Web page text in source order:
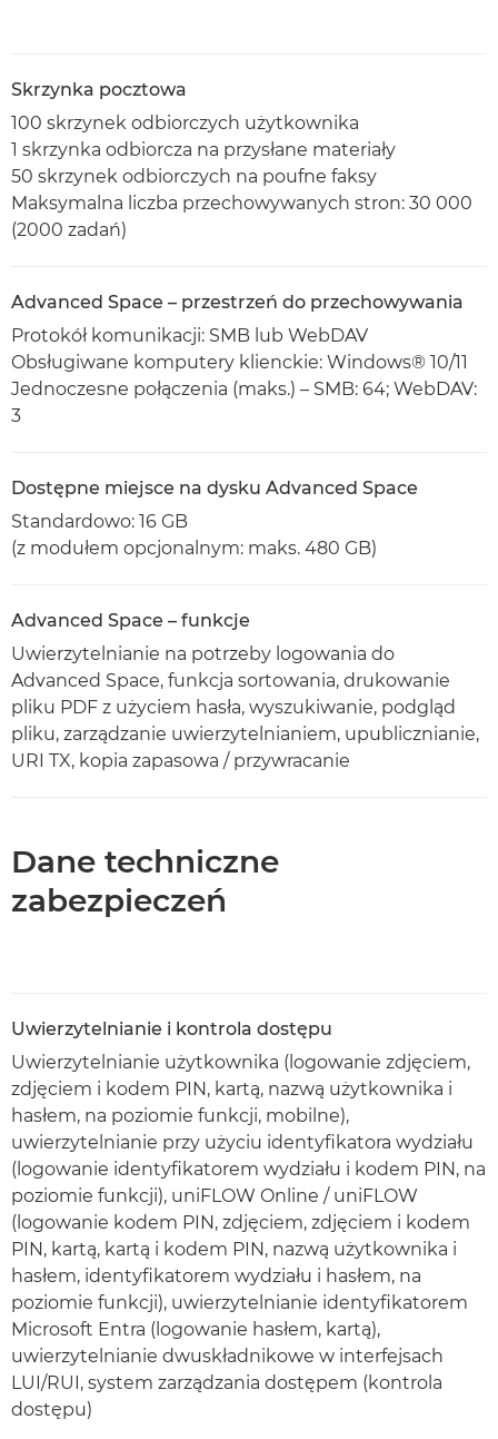
Skrzynka pocztowa
100 skrzynek odbiorczych użytkownika
1 skrzynka odbiorcza na przysłane materiały
50 skrzynek odbiorczych na poufne faksy
Maksymalna liczba przechowywanych stron: 30 000
(2000 zadań)
Advanced Space – przestrzeń do przechowywania
Protokół komunikacji: SMB lub WebDAV
Obsługiwane komputery klienckie: Windows® 10/11
Jednoczesne połączenia (maks.) – SMB: 64; WebDAV:
3
Dostępne miejsce na dysku Advanced Space
Standardowo: 16 GB
(z modułem opcjonalnym: maks. 480 GB)
Advanced Space – funkcje
Uwierzytelnianie na potrzeby logowania do
Advanced Space, funkcja sortowania, drukowanie
pliku PDF z użyciem hasła, wyszukiwanie, podgląd
pliku, zarządzanie uwierzytelnianiem, upublicznianie,
URI TX, kopia zapasowa / przywracanie
Dane techniczne
zabezpieczeń
Uwierzytelnianie i kontrola dostępu
Uwierzytelnianie użytkownika (logowanie zdjęciem,
zdjęciem i kodem PIN, kartą, nazwą użytkownika i
hasłem, na poziomie funkcji, mobilne),
uwierzytelnianie przy użyciu identyfikatora wydziału
(logowanie identyfikatorem wydziału i kodem PIN, na
poziomie funkcji), uniFLOW Online / uniFLOW
(logowanie kodem PIN, zdjęciem, zdjęciem i kodem
PIN, kartą, kartą i kodem PIN, nazwą użytkownika i
hasłem, identyfikatorem wydziału i hasłem, na
poziomie funkcji), uwierzytelnianie identyfikatorem
Microsoft Entra (logowanie hasłem, kartą),
uwierzytelnianie dwuskładnikowe w interfejsach
LUI/RUI, system zarządzania dostępem (kontrola
dostępu)